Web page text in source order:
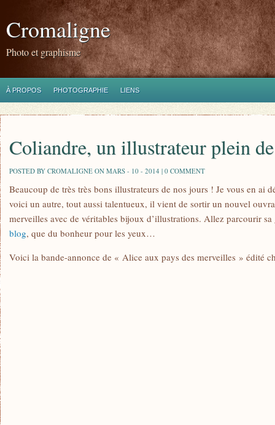
Cromaligne
Photo et graphisme
À PROPOS PHOTOGRAPHIE LIENS
Coliandre, un illustrateur plein
POSTED BY CROMALIGNE ON MARS - 10 - 2014 | 0 COMMENT
Beaucoup de très très bons illustrateurs de nos jours ! Je vous en ai
voici un autre, tout aussi talentueux, il vient de sortir un nouvel
merveilles avec de véritables bijoux d’illustrations. Allez parcourir
blog, que du bonheur pour les yeux…
Voici la bande-annonce de « Alice aux pays des merveilles » édité